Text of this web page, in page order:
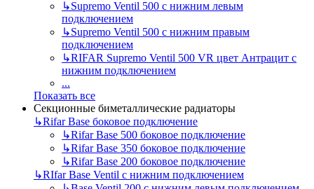
↳Supremo Ventil 500 с нижним левым
подключением
↳Supremo Ventil 500 с нижним правым
подключением
↳RIFAR Supremo Ventil 500 VR цвет Антрацит с
нижним подключением
...
Показать все
Секционные биметаллические радиаторы
↳Rifar Base боковое подключение
↳Rifar Base 500 боковое подключение
↳Rifar Base 350 боковое подключение
↳Rifar Base 200 боковое подключение
↳RIfar Base Ventil с нижним подключением